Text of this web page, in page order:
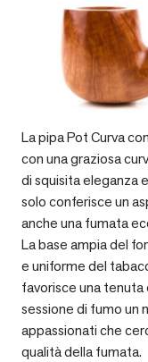
La pipa Pot Curva
con una graziosa
di squisita eleganza
solo conferisce un
anche una fumata
La base ampia del
e uniforme del
favorisce una
sessione di fumo un
appassionati che
qualità della fumata.